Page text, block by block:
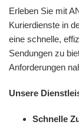
Erleben Sie mit
Kurierdienste in
eine schnelle,
Sendungen zu
Anforderungen
Unsere
Schnelle